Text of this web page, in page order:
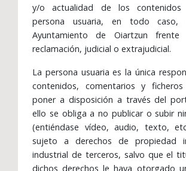
y/o actualidad de los
persona usuaria, en todo caso,
Ayuntamiento de Oiartzun frente
reclamación, judicial o extrajudicial.
La persona usuaria es la única
contenidos, comentarios y
poner a disposición a través del
ello se obliga a no publicar o subir
(entiéndase vídeo, audio, texto,
sujeto a derechos de propiedad
industrial de terceros, salvo que el
dichos derechos le haya otorgado